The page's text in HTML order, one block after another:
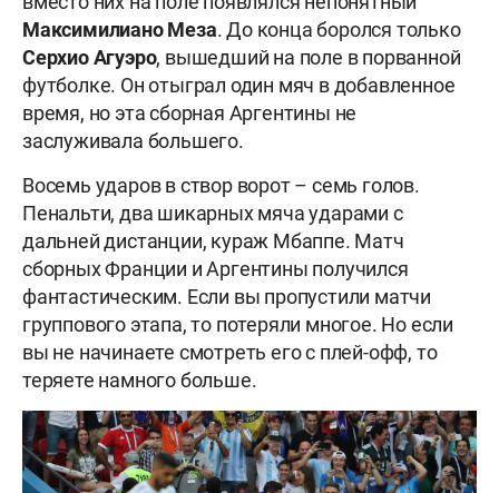
Максимилиано Меза. До конца боролся только
Серхио Агуэро, вышедший на поле в порванной
футболке. Он отыграл один мяч в добавленное
время, но эта сборная Аргентины не
заслуживала большего.
Восемь ударов в створ ворот – семь голов.
Пенальти, два шикарных мяча ударами с
дальней дистанции, кураж Мбаппе. Матч
сборных Франции и Аргентины получился
фантастическим. Если вы пропустили матчи
группового этапа, то потеряли многое. Но если
вы не начинаете смотреть его с плей-офф, то
теряете намного больше.